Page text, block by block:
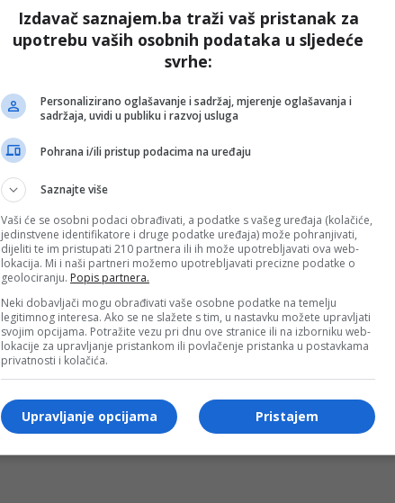
Izdavač saznajem.ba traži vaš pristanak za
upotrebu vaših osobnih podataka u sljedeće
svrhe:
Personalizirano oglašavanje i sadržaj, mjerenje oglašavanja i
sadržaja, uvidi u publiku i razvoj usluga
Pohrana i/ili pristup podacima na uređaju
Saznajte više
Vaši će se osobni podaci obrađivati, a podatke s vašeg uređaja (kolačiće,
jedinstvene identifikatore i druge podatke uređaja) može pohranjivati,
dijeliti te im pristupati 210 partnera ili ih može upotrebljavati ova web-
lokacija. Mi i naši partneri možemo upotrebljavati precizne podatke o
geolociranju. Popis partnera.
Neki dobavljači mogu obrađivati vaše osobne podatke na temelju
legitimnog interesa. Ako se ne slažete s tim, u nastavku možete upravljati
svojim opcijama. Potražite vezu pri dnu ove stranice ili na izborniku web-
lokacije za upravljanje pristankom ili povlačenje pristanka u postavkama
privatnosti i kolačića.
Pristajem
Upravljanje opcijama